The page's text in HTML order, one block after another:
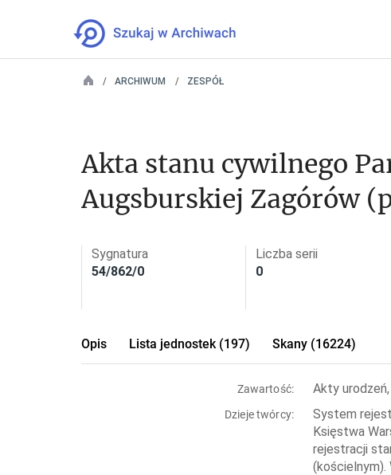
ARCHIWUM ZESPÓŁ
Akta stanu cywilnego
Augsburskiej Zagórów
Sygnatura
54/862/0
Liczba serii
0
Opis Lista jednostek (197) Skany (16224)
Zawartość: Akty
Dzieje twórcy:
System
Księstwa
rejestracji
(kościelnym).